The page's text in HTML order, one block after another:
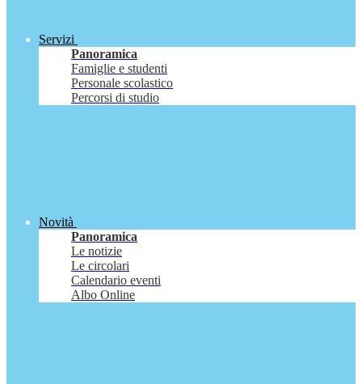
Servizi
Panoramica
Famiglie e studenti
Personale scolastico
Percorsi di studio
Novità
Panoramica
Le notizie
Le circolari
Calendario eventi
Albo Online